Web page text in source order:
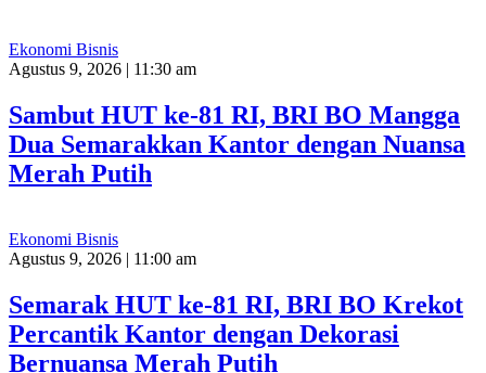
Ekonomi Bisnis
Agustus 9, 2026 | 11:30 am
Sambut HUT ke-81 RI, BRI BO Mangga
Dua Semarakkan Kantor dengan Nuansa
Merah Putih
Ekonomi Bisnis
Agustus 9, 2026 | 11:00 am
Semarak HUT ke-81 RI, BRI BO Krekot
Percantik Kantor dengan Dekorasi
Bernuansa Merah Putih